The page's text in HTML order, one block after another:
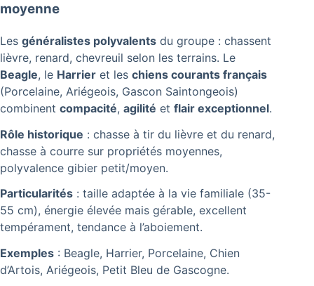
moyenne
Les généralistes polyvalents du groupe : chassent
lièvre, renard, chevreuil selon les terrains. Le
Beagle, le Harrier et les chiens courants français
(Porcelaine, Ariégeois, Gascon Saintongeois)
combinent compacité, agilité et flair exceptionnel.
Rôle historique : chasse à tir du lièvre et du renard,
chasse à courre sur propriétés moyennes,
polyvalence gibier petit/moyen.
Particularités : taille adaptée à la vie familiale (35-
55 cm), énergie élevée mais gérable, excellent
tempérament, tendance à l’aboiement.
Exemples : Beagle, Harrier, Porcelaine, Chien
d’Artois, Ariégeois, Petit Bleu de Gascogne.